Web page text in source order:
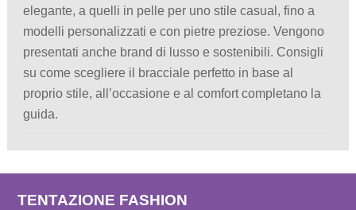
elegante, a quelli in pelle per uno stile casual, fino a
modelli personalizzati e con pietre preziose. Vengono
presentati anche brand di lusso e sostenibili. Consigli
su come scegliere il bracciale perfetto in base al
proprio stile, all’occasione e al comfort completano la
guida.
TENTAZIONE FASHION